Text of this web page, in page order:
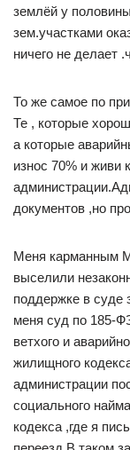
землёй у
зем.участками
ничего не делает
То же самое по
Те , которые
а которые
износ 70% и живи
документов ,но
Меня карманным
выселили
поддержке в суде
меня суд по 185-
ветхого и
жилищного
администрации
социального
кодекса ,где я